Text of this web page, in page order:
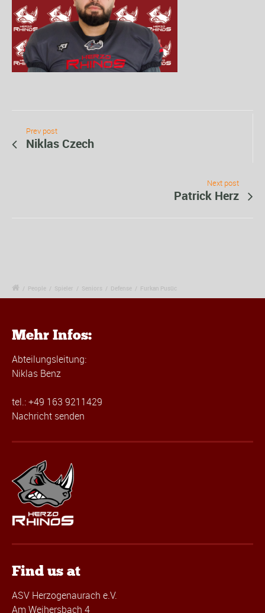
Prev post
Niklas Czech
Next post
Patrick Herz
/ People / Spieler / Seniors / Defense / Furkan Pusüc
Mehr Infos:
Abteilungsleitung:
Niklas Benz
tel.: +49 163 9211429
Nachricht senden
Find us at
ASV Herzogenaurach e.V.
Am Weihersbach 4